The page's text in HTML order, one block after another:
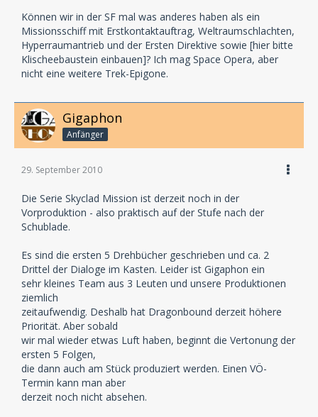
Können wir in der SF mal was anderes haben als ein
Missionsschiff mit Erstkontaktauftrag, Weltraumschlachten,
Hyperraumantrieb und der Ersten Direktive sowie [hier bitte
Klischeebaustein einbauen]? Ich mag Space Opera, aber
nicht eine weitere Trek-Epigone.
Gigaphon
Anfänger
29. September 2010
Die Serie Skyclad Mission ist derzeit noch in der
Vorproduktion - also praktisch auf der Stufe nach der
Schublade.
Es sind die ersten 5 Drehbücher geschrieben und ca. 2
Drittel der Dialoge im Kasten. Leider ist Gigaphon ein
sehr kleines Team aus 3 Leuten und unsere Produktionen
ziemlich
zeitaufwendig. Deshalb hat Dragonbound derzeit höhere
Priorität. Aber sobald
wir mal wieder etwas Luft haben, beginnt die Vertonung der
ersten 5 Folgen,
die dann auch am Stück produziert werden. Einen VÖ-
Termin kann man aber
derzeit noch nicht absehen.